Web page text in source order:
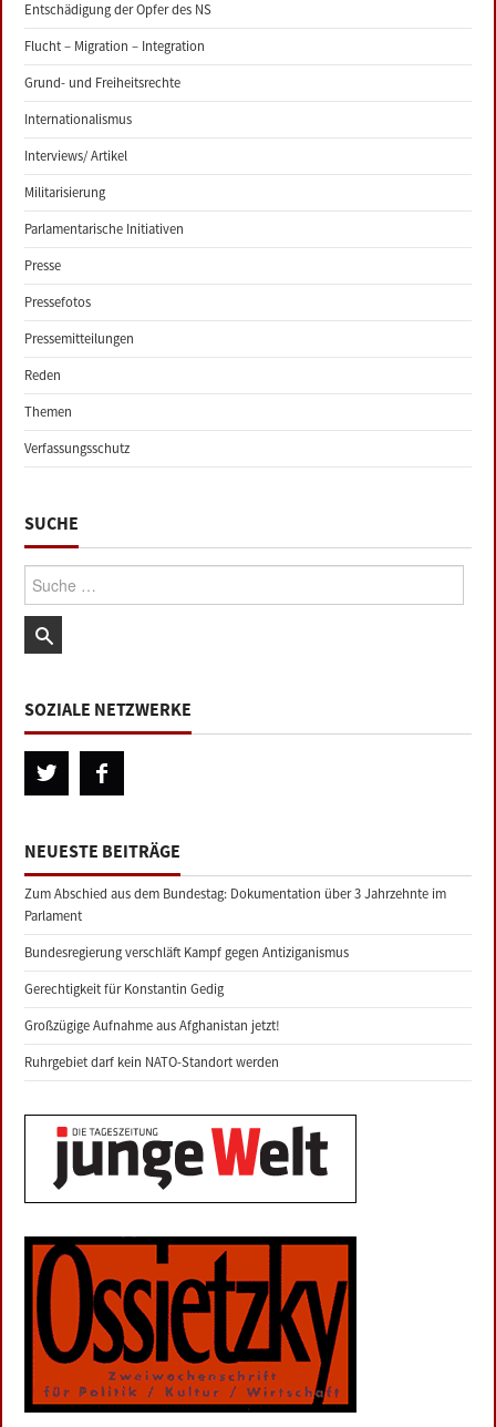
Entschädigung der Opfer des NS
Flucht – Migration – Integration
Grund- und Freiheitsrechte
Internationalismus
Interviews/ Artikel
Militarisierung
Parlamentarische Initiativen
Presse
Pressefotos
Pressemitteilungen
Reden
Themen
Verfassungsschutz
SUCHE
Suche:
SOZIALE NETZWERKE
NEUESTE BEITRÄGE
Zum Abschied aus dem Bundestag: Dokumentation über 3 Jahrzehnte im
Parlament
Bundesregierung verschläft Kampf gegen Antiziganismus
Gerechtigkeit für Konstantin Gedig
Großzügige Aufnahme aus Afghanistan jetzt!
Ruhrgebiet darf kein NATO-Standort werden